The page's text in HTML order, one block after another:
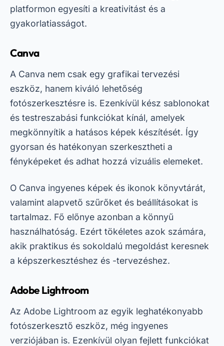
platformon egyesíti a kreativitást és a
gyakorlatiasságot.
Canva
A Canva nem csak egy grafikai tervezési
eszköz, hanem kiváló lehetőség
fotószerkesztésre is. Ezenkívül kész sablonokat
és testreszabási funkciókat kínál, amelyek
megkönnyítik a hatásos képek készítését. Így
gyorsan és hatékonyan szerkesztheti a
fényképeket és adhat hozzá vizuális elemeket.
O Canva ingyenes képek és ikonok könyvtárát,
valamint alapvető szűrőket és beállításokat is
tartalmaz. Fő előnye azonban a könnyű
használhatóság. Ezért tökéletes azok számára,
akik praktikus és sokoldalú megoldást keresnek
a képszerkesztéshez és -tervezéshez.
Adobe Lightroom
Az Adobe Lightroom az egyik leghatékonyabb
fotószerkesztő eszköz, még ingyenes
verziójában is. Ezenkívül olyan fejlett funkciókat